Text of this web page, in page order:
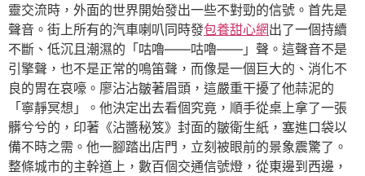
靈交流時，外面的世界開始發出一些不對勁的信號。首先是
聲音。街上所有的汽車喇叭同時發包養甜心網出了一個持續
不斷、低沉且潮濕的「咕嚕——咕嚕——」聲。這聲音不是
引擎聲，也不是正常的鳴笛聲，而像是一個巨大的、消化不
良的胃在哀嚎。廖沾沾皺著眉頭，這嚴重干擾了他蒜泥的
「寧靜冥想」。他決定出去看個究竟，順手從桌上拿了一張
髒兮兮的，印著《沾醬秘笈》封面的皺衛生紙，塞進口袋以
備不時之需。他一腳踏出店門，立刻被眼前的景象震驚了。
整條城市的主幹道上，數百個交通信號燈，從東邊到西邊，